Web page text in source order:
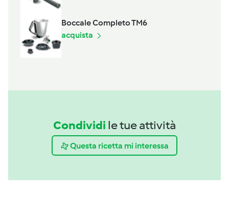
Boccale Completo TM6
acquista
Condividi le tue attività
Questa ricetta mi interessa